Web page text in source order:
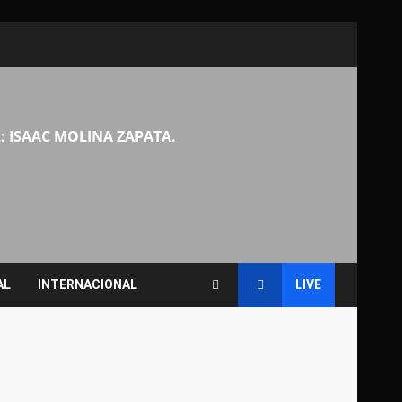
ISAAC MOLINA ZAPATA.
INTERNACIONAL LIVE